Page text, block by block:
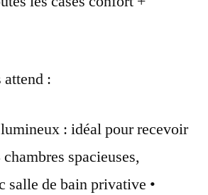
:
: idéal pour recevoir
spacieuses,
salle de bain privative •